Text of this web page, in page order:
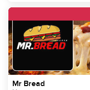
Mr Bread